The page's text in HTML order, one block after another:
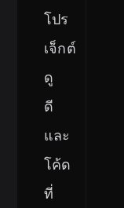
โปร
เจ็กต์
ดู
ดี
และ
โค้ด
ที่